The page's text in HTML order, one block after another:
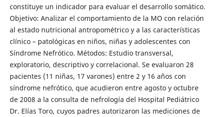
constituye un indicador para evaluar el desarrollo somático.
Objetivo: Analizar el comportamiento de la MO con relación
al estado nutricional antropométrico y a las características
clínico – patológicas en niños, niñas y adolescentes con
Síndrome Nefrótico. Métodos: Estudio transversal,
exploratorio, descriptivo y correlacional. Se evaluaron 28
pacientes (11 niñas, 17 varones) entre 2 y 16 años con
síndrome nefrótico, que acudieron entre agosto y octubre
de 2008 a la consulta de nefrología del Hospital Pediátrico
Dr. Elías Toro, cuyos padres autorizaron las mediciones de